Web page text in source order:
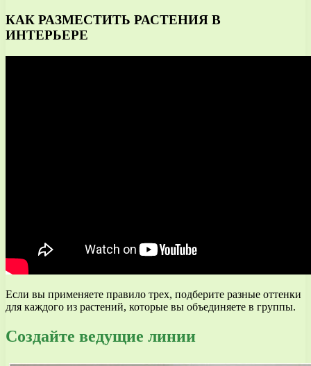
КАК РАЗМЕСТИТЬ РАСТЕНИЯ В
ИНТЕРЬЕРЕ
Если вы применяете правило трех, подберите разные оттенки
для каждого из растений, которые вы объединяете в группы.
Создайте ведущие линии